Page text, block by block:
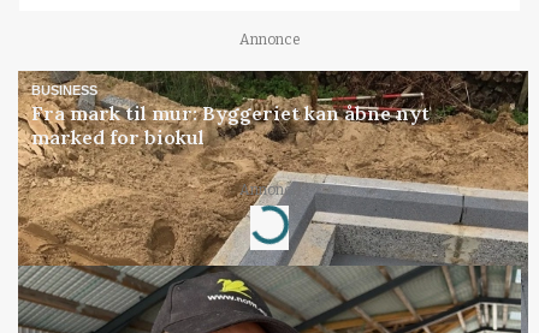
Annonce
BUSINESS
Fra mark til mur: Byggeriet kan åbne nyt
marked for biokul
Annonce
Loading...